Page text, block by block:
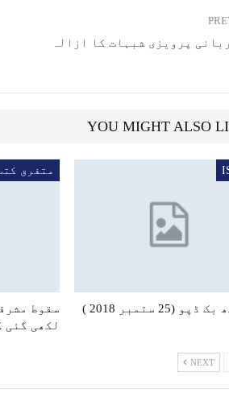
پرویزی شبہات کا ازالہ
YOU MIGHT ALSO
پاریکھ بک ڈپو (25 ستمبر 2018 )
متفرق
سقوط
لکھی گئی
NEXT